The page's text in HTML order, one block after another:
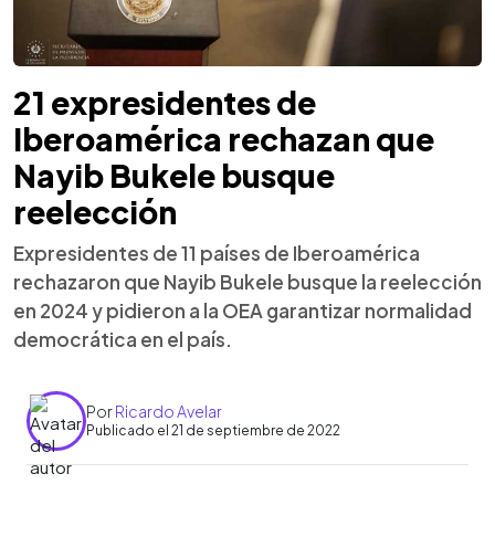
21 expresidentes de
Iberoamérica rechazan que
Nayib Bukele busque
reelección
Expresidentes de 11 países de Iberoamérica
rechazaron que Nayib Bukele busque la reelección
en 2024 y pidieron a la OEA garantizar normalidad
democrática en el país.
PorRicardo Avelar
Publicado el 21 de septiembre de 2022